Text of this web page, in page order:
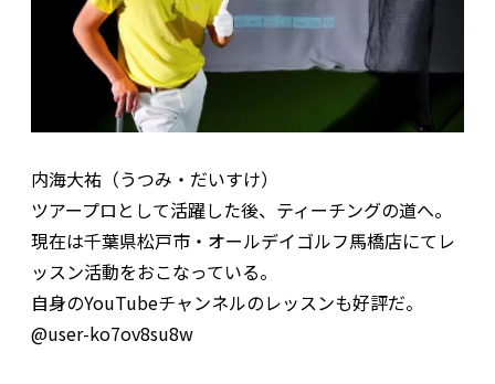
内海大祐（うつみ・だいすけ）
ツアープロとして活躍した後、ティーチングの道へ。
現在は千葉県松戸市・オールデイゴルフ馬橋店にてレ
ッスン活動をおこなっている。
自身のYouTubeチャンネルのレッスンも好評だ。
@user-ko7ov8su8w